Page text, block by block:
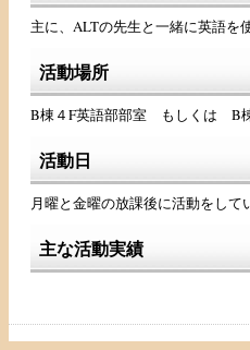
主に、ALTの先生と一緒に英語を
活動場所
B棟４F英語部部室 もしくは B
活動日
月曜と金曜の放課後に活動をして
主な活動実績